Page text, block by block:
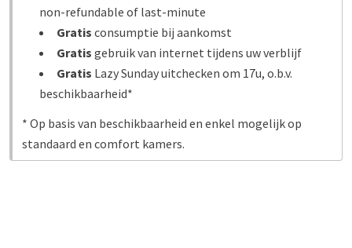
non-refundable of last-minute
Gratis consumptie bij aankomst
Gratis gebruik van internet tijdens uw verblijf
Gratis Lazy Sunday uitchecken om 17u, o.b.v.
beschikbaarheid*
* Op basis van beschikbaarheid en enkel mogelijk op
standaard en comfort kamers.